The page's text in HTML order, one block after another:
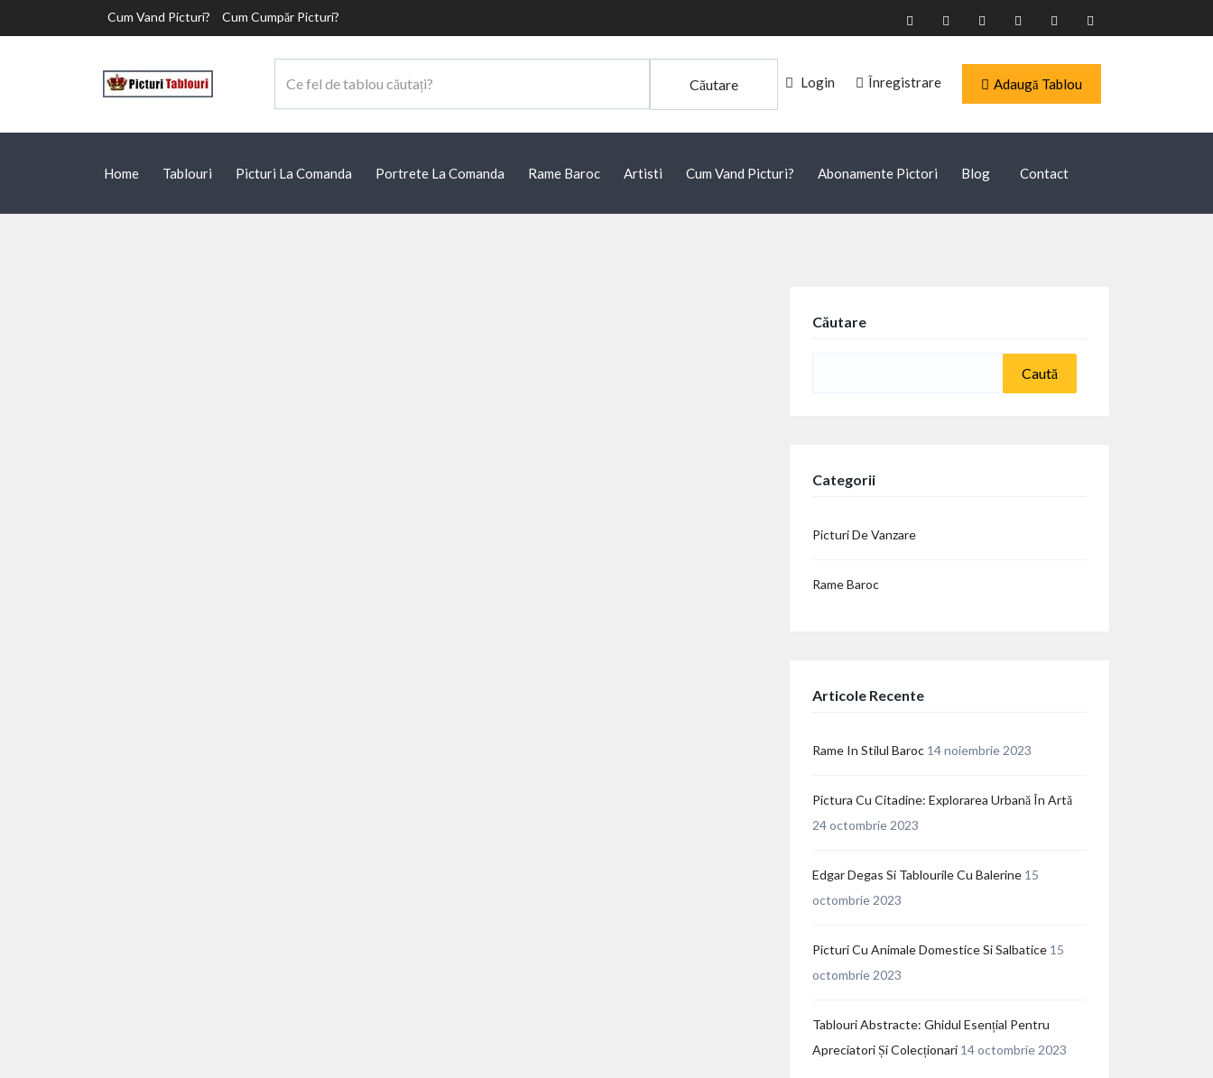
Cum Vand Picturi? Cum Cumpăr Picturi?
Căutare Login Înregistrare Adaugă Tablou
Home Tablouri Picturi La Comanda Portrete La Comanda Rame Baroc Artisti Cum Vand Picturi? Abonamente Pictori Blog Contact
Căutare
Categorii
Picturi De Vanzare
Rame Baroc
Articole Recente
Rame In Stilul Baroc 14 noiembrie 2023
Pictura Cu Citadine: Explorarea Urbană În Artă
24 octombrie 2023
Edgar Degas Si Tablourile Cu Balerine 15
octombrie 2023
Picturi Cu Animale Domestice Si Salbatice 15
octombrie 2023
Tablouri Abstracte: Ghidul Esențial Pentru
Apreciatori Și Colecționari 14 octombrie 2023